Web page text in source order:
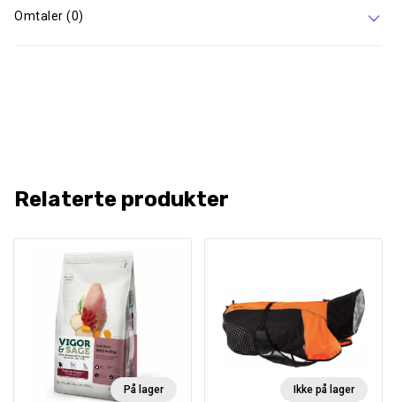
Omtaler (0)
Relaterte produkter
På lager Ikke på lager